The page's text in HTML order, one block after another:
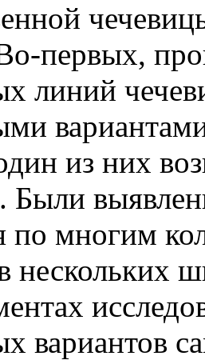
первых,
линий
из них
Были
по многим
нескольких
вариантов